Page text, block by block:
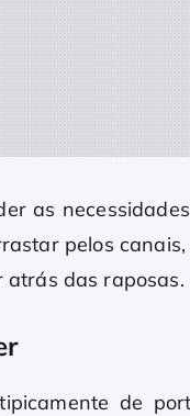
as
pelos
das raposas.
de